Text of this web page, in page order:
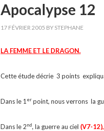
Apocalypse 12
17 FÉVRIER 2005 BY STEPHANE
LA FEMME ET LE DRAGON.
Cette étude décrie 3 points
Dans le 1 er point, nous verrons la
Dans le 2nd, la guerre au ciel (V7-12),